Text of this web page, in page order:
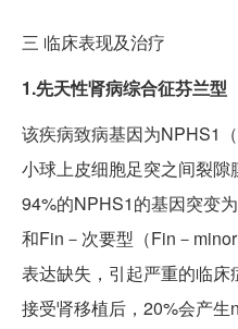
三 临床表现及治疗
1.先天性肾病综合征芬兰型
该疾病致病基因为NPHS1
小球上皮细胞足突之间裂隙
94%的NPHS1的基因突变
和Fin－次要型（Fin－
表达缺失，引起严重的临
接受肾移植后，20%会产